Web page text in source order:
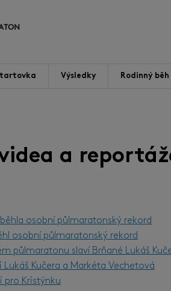
Výsledky Rodinný běh
a
osobní půlmaratonský rekord
osobní půlmaratonský rekord
půlmaratonu slaví Brňané Lukáš
Kučera a Markéta Vechetová
pro Kristýnku